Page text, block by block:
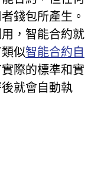
錢包所產生。
，智能合約就
似智能合約自
際的標準和實
就會自動執